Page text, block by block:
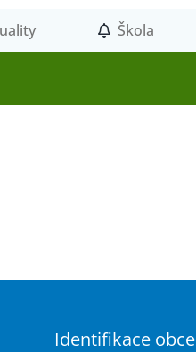
Škola
Identifikace obce